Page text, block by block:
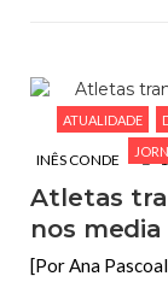
ATUALIDADE
INÊS CONDE
Atletas
nos
[Por Ana